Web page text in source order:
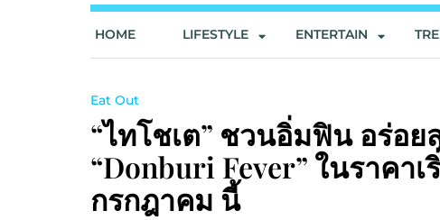
HOME LIFESTYLE ENTERTAIN
Eat Out
“ไทโชเต” ชวนอิ่มฟิน อร่อ
“Donburi Fever” ในราคา
กรกฎาคม นี้